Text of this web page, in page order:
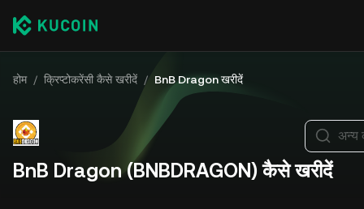
होम / क्रिप्टोकरेंसी कैसे खरीदें / BnB Dragon खरीदें
BnB Dragon (BNBDRAGON) कैसे खरीदें
अन्य